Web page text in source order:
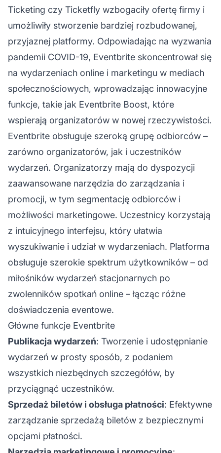
Ticketing czy Ticketfly wzbogaciły ofertę firmy i
umożliwiły stworzenie bardziej rozbudowanej,
przyjaznej platformy. Odpowiadając na wyzwania
pandemii COVID-19, Eventbrite skoncentrował się
na wydarzeniach online i marketingu w mediach
społecznościowych, wprowadzając innowacyjne
funkcje, takie jak Eventbrite Boost, które
wspierają organizatorów w nowej rzeczywistości.
Eventbrite obsługuje szeroką grupę odbiorców –
zarówno organizatorów, jak i uczestników
wydarzeń. Organizatorzy mają do dyspozycji
zaawansowane narzędzia do zarządzania i
promocji, w tym segmentację odbiorców i
możliwości marketingowe. Uczestnicy korzystają
z intuicyjnego interfejsu, który ułatwia
wyszukiwanie i udział w wydarzeniach. Platforma
obsługuje szerokie spektrum użytkowników – od
miłośników wydarzeń stacjonarnych po
zwolenników spotkań online – łącząc różne
doświadczenia eventowe.
Główne funkcje Eventbrite
Publikacja wydarzeń: Tworzenie i udostępnianie
wydarzeń w prosty sposób, z podaniem
wszystkich niezbędnych szczegółów, by
przyciągnąć uczestników.
Sprzedaż biletów i obsługa płatności: Efektywne
zarządzanie sprzedażą biletów z bezpiecznymi
opcjami płatności.